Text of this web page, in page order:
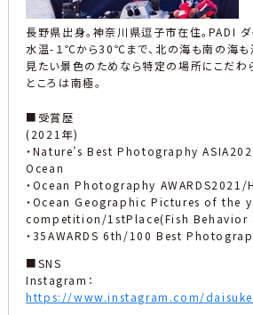
長野県出身。神奈川県逗子市在住。PADI ダ
水温-１℃から30℃まで、北の海も南の海も
見たい景色のためなら特定の場所にこだわ
ところは南極。
■受賞歴
(2021年)
・Nature’s Best Photography
Ocean
・Ocean Photography
・Ocean Geographic Pictures of the
competition/1stPlace(Fish Behavior
・35AWARDS 6th/100 Best
■SNS
Instagram：
https://www.instagram.com/